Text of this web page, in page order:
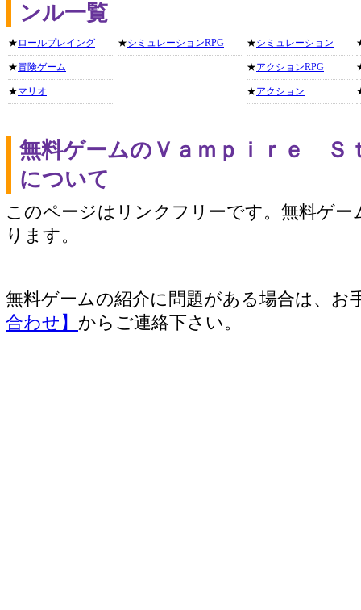
ンル一覧
★ ロールプレイング
★冒険ゲーム
★マリオ
★シミュレーションRPG ★シミュレーション
★アクションRPG
★アクション
無料ゲームのＶａｍｐｉｒｅ Ｓ
について
このページはリンクフリーです。無料ゲー
ります。
無料ゲームの紹介に問題がある場合は、お
合わせ】 からご連絡下さい。